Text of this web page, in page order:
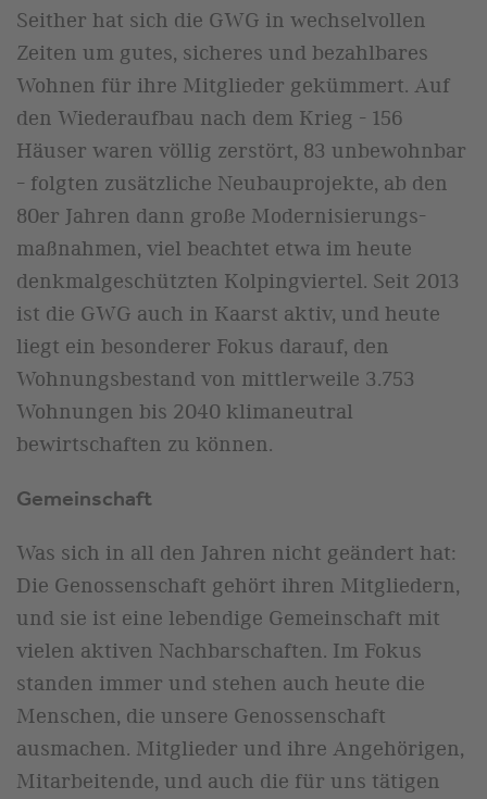
Seither hat sich die GWG in wechselvollen
Zeiten um gutes, sicheres und bezahlbares
Wohnen für ihre Mitglieder gekümmert. Auf
den Wiederaufbau nach dem Krieg - 156
Häuser waren völlig zerstört, 83 unbewohnbar
– folgten zusätzliche Neubauprojekte, ab den
80er Jahren dann große Modernisierungs-
maßnahmen, viel beachtet etwa im heute
denkmalgeschützten Kolpingviertel. Seit 2013
ist die GWG auch in Kaarst aktiv, und heute
liegt ein besonderer Fokus darauf, den
Wohnungsbestand von mittlerweile 3.753
Wohnungen bis 2040 klimaneutral
bewirtschaften zu können.
Gemeinschaft
Was sich in all den Jahren nicht geändert hat:
Die Genossenschaft gehört ihren Mitgliedern,
und sie ist eine lebendige Gemeinschaft mit
vielen aktiven Nachbarschaften. Im Fokus
standen immer und stehen auch heute die
Menschen, die unsere Genossenschaft
ausmachen. Mitglieder und ihre Angehörigen,
Mitarbeitende, und auch die für uns tätigen